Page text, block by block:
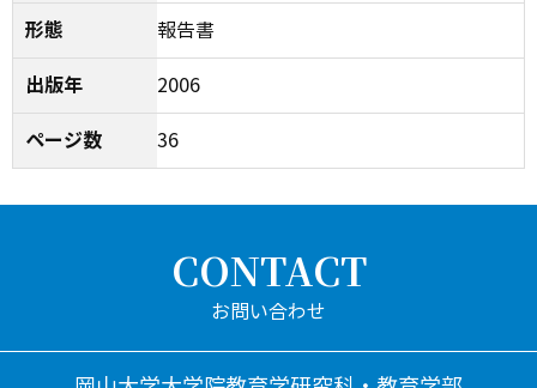
形態 報告書
出版年 2006
ページ数 36
CONTACT